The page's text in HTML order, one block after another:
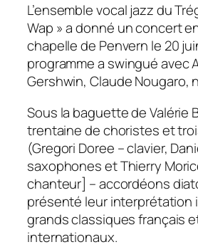
L’ensemble vocal jazz du
Wap » a donné un concert
chapelle de Penvern le 20
programme a swingué avec
Gershwin, Claude Nougaro,
Sous la baguette de Valérie
trentaine de choristes et
(Gregori Doree – clavier,
saxophones et Thierry
chanteur] – accordéons
présenté leur interprétation
grands classiques français
internationaux.